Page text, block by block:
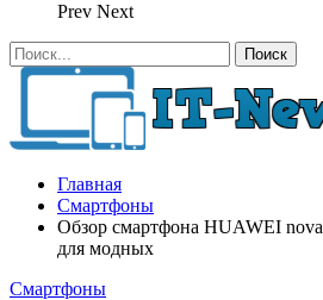
Prev Next
Главная
Смартфоны
Обзор смартфона HUAWEI
для модных
Смартфоны